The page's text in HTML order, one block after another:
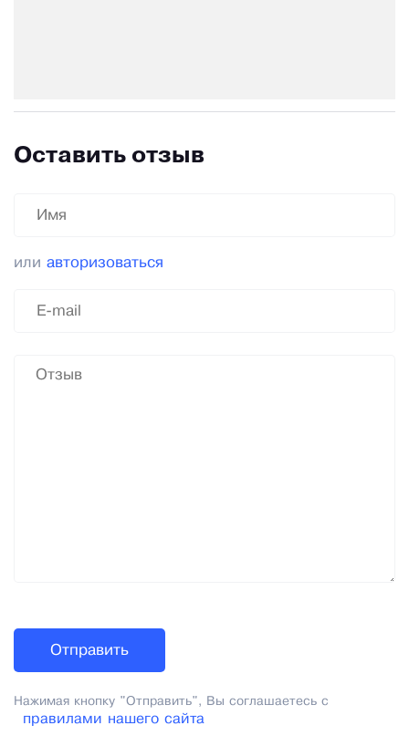
Оставить отзыв
или авторизоваться
Нажимая кнопку "Отправить", Вы соглашаетесь с
правилами нашего сайта